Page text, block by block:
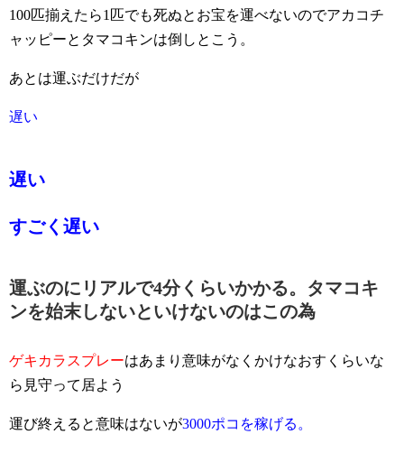
100匹揃えたら1匹でも死ぬとお宝を運べないのでアカコチ
ャッピーとタマコキンは倒しとこう。
あとは運ぶだけだが
遅い
遅い
すごく遅い
運ぶのにリアルで4分くらいかかる。タマコキ
ンを始末しないといけないのはこの為
ゲキカラスプレーはあまり意味がなくかけなおすくらいな
ら見守って居よう
運び終えると意味はないが3000ポコを稼げる。